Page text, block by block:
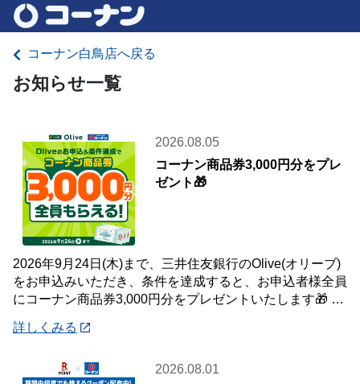
コーナン白鳥店へ戻る
お知らせ一覧
2026.08.05
コーナン商品券3,000円分をプレ
ゼント🎁
2026年9月24日(木)まで、三井住友銀行のOlive(オリーブ)
をお申込みいただき、条件を達成すると、お申込者様全員
にコーナン商品券3,000円分をプレゼントいたします🎁 詳
詳しくみる
2026.08.01